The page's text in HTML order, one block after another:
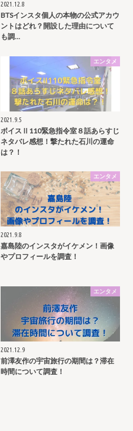
2021.12.8
BTSインスタ個人の本物の公式アカウ
ントはどれ？開設した理由について
も調…
エンタメ
2021.9.5
ボイスⅡ110緊急指令室８話あらすじ
ネタバレ感想！撃たれた石川の運命
は？！
エンタメ
2021.9.8
嘉島陸のインスタがイケメン！画像
やプロフィールを調査！
エンタメ
2021.12.9
前澤友作の宇宙旅行の期間は？滞在
時間について調査！